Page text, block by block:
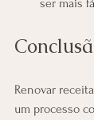
ser mais
Renovar
um processo